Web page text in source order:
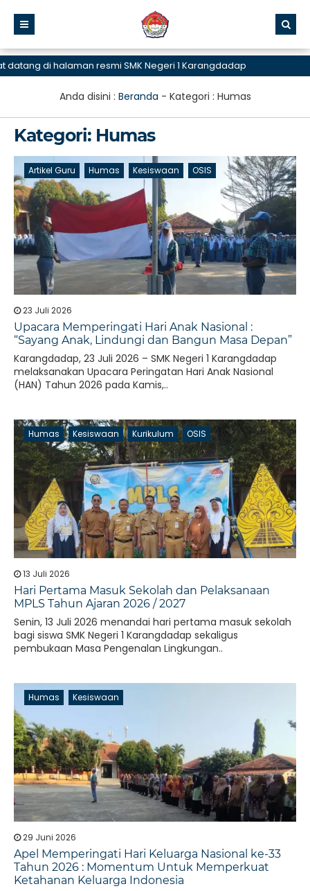
di halaman resmi SMK Negeri 1 Karangdadap
Anda disini : Beranda - Kategori : Humas
Kategori: Humas
Artikel Guru Humas Kesiswaan OSIS
23 Juli 2026
Upacara Memperingati Hari Anak Nasional :
“Sayang Anak, Lindungi dan Bangun Masa Depan”
Karangdadap, 23 Juli 2026 – SMK Negeri 1 Karangdadap
melaksanakan Upacara Peringatan Hari Anak Nasional
(HAN) Tahun 2026 pada Kamis,..
Humas Kesiswaan Kurikulum OSIS
13 Juli 2026
Hari Pertama Masuk Sekolah dan Pelaksanaan
MPLS Tahun Ajaran 2026 / 2027
Senin, 13 Juli 2026 menandai hari pertama masuk sekolah
bagi siswa SMK Negeri 1 Karangdadap sekaligus
pembukaan Masa Pengenalan Lingkungan..
Humas Kesiswaan
29 Juni 2026
Apel Memperingati Hari Keluarga Nasional ke-33
Tahun 2026 : Momentum Untuk Memperkuat
Ketahanan Keluarga Indonesia